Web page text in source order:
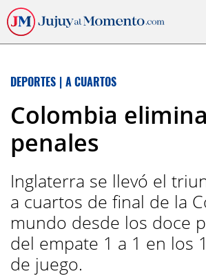
DEPORTES | A CUARTOS
Colombia
penales
Inglaterra se llevó el
a cuartos de final de la
mundo desde los doce
del empate 1 a 1 en los
de juego.